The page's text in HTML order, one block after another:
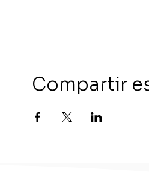
Compartir